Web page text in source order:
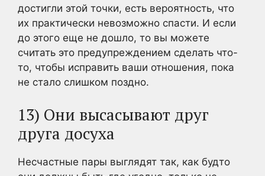
достигли этой точки, есть вероятность, что
их практически невозможно спасти. И если
до этого еще не дошло, то вы можете
считать это предупреждением сделать что-
то, чтобы исправить ваши отношения, пока
не стало слишком поздно.
13) Они высасывают друг
друга досуха
Несчастные пары выглядят так, как будто